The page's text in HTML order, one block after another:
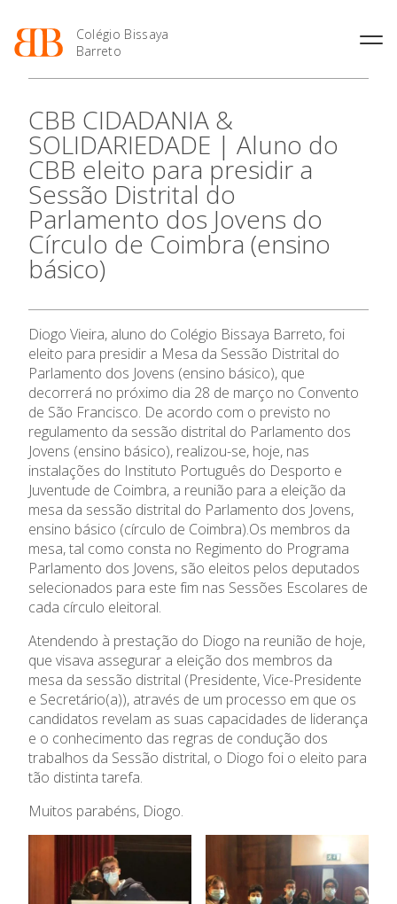
Colégio Bissaya
Barreto
O Colégio
Projeto Educativo
Organização
Colaboradores Docentes
Colaboradores Não
Docentes
Instalações
Ofertas de emprego
Privacidade
Oferta Formativa
Enriquecimento Curricular
Oferta Curricular
Atividades Extracurriculares
Serviços
Sala de Estudo
Atividades de Interrupção
Letiva
Academia de Línguas
Ensino Profissional
Profissionais
Matrículas
Horários e Manuais
Curso de Técnico de
Termalismo
Curso de Técnico/a de Apoio
à Família e à Comunidade
Ofertas de Emprego
Ano Letivo
2027
Calendários
Portal do Professor
Portal do Aluno/Encarregado
de Educação
SIGE
Secretariado de Exames
Admissão
Informações
APEE
Notícias
CBB CIDADANIA &
SOLIDARIEDADE | Aluno do
CBB eleito para presidir a
Sessão Distrital do
Parlamento dos Jovens do
Círculo de Coimbra (ensino
básico)
Diogo Vieira, aluno do Colégio Bissaya Barreto, foi
eleito para presidir a Mesa da Sessão Distrital do
Parlamento dos Jovens (ensino básico), que
decorrerá no próximo dia 28 de março no Convento
de São Francisco. De acordo com o previsto no
regulamento da sessão distrital do Parlamento dos
Jovens (ensino básico), realizou-se, hoje, nas
instalações do Instituto Português do Desporto e
Juventude de Coimbra, a reunião para a eleição da
mesa da sessão distrital do Parlamento dos Jovens,
ensino básico (círculo de Coimbra).Os membros da
mesa, tal como consta no Regimento do Programa
Parlamento dos Jovens, são eleitos pelos deputados
selecionados para este fim nas Sessões Escolares de
cada círculo eleitoral.
Atendendo à prestação do Diogo na reunião de hoje,
que visava assegurar a eleição dos membros da
mesa da sessão distrital (Presidente, Vice-Presidente
e Secretário(a)), através de um processo em que os
candidatos revelam as suas capacidades de liderança
e o conhecimento das regras de condução dos
trabalhos da Sessão distrital, o Diogo foi o eleito para
tão distinta tarefa.
Muitos parabéns, Diogo.